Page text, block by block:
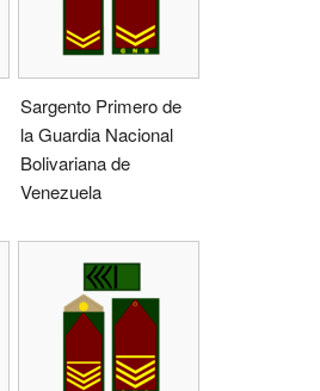
Sargento Primero de
la Guardia Nacional
Bolivariana de
Venezuela